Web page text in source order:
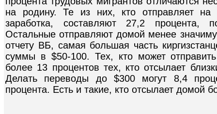
на родину. Те из них, кто отправляет на
заработка, составляют 27,2 процента,
Остальные отправляют домой менее
отчету ВБ, самая большая часть
суммы в $50-100. Тех, кто может
более 13 процентов тех, кто отсылает
Делать переводы до $300 могут 8,4
процента. Есть и такие, кто отсылает домой